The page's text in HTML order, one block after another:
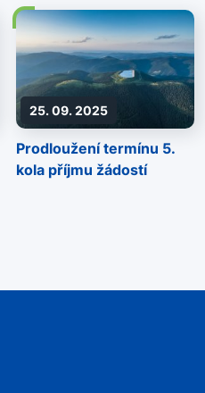
25. 09. 2025
Prodloužení termínu 5.
kola příjmu žádostí